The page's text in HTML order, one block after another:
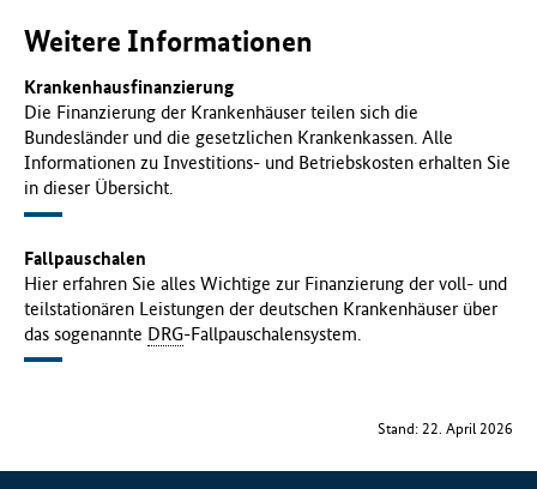
Weitere Informationen
Krankenhausfinanzierung
Die Finanzierung der Krankenhäuser teilen sich die
Bundesländer und die gesetzlichen Krankenkassen. Alle
Informationen zu Investitions- und Betriebskosten erhalten Sie
in dieser Übersicht.
Fallpauschalen
Hier erfahren Sie alles Wichtige zur Finanzierung der voll- und
teilstationären Leistungen der deutschen Krankenhäuser über
das sogenannte DRG-Fallpauschalensystem.
Stand: 22. April 2026